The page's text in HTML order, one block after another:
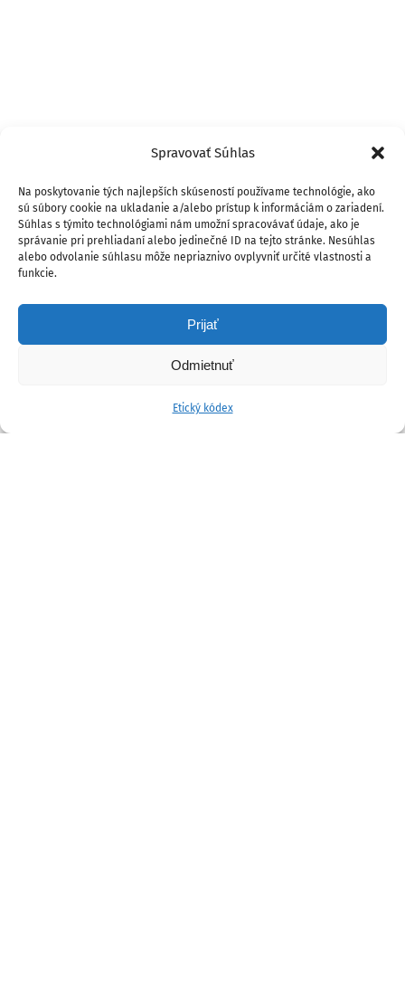
Spravovať Súhlas
Na poskytovanie tých najlepších skúseností používame technológie, ako
sú súbory cookie na ukladanie a/alebo prístup k informáciám o zariadení.
Súhlas s týmito technológiami nám umožní spracovávať údaje, ako je
správanie pri prehliadaní alebo jedinečné ID na tejto stránke. Nesúhlas
alebo odvolanie súhlasu môže nepriaznivo ovplyvniť určité vlastnosti a
funkcie.
Prijať
Odmietnuť
Etický kódex